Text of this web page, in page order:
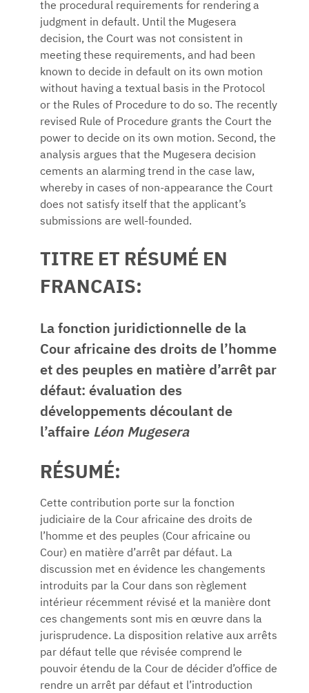
the procedural requirements for rendering a
judgment in default. Until the Mugesera
decision, the Court was not consistent in
meeting these requirements, and had been
known to decide in default on its own motion
without having a textual basis in the Protocol
or the Rules of Procedure to do so. The recently
revised Rule of Procedure grants the Court the
power to decide on its own motion. Second, the
analysis argues that the Mugesera decision
cements an alarming trend in the case law,
whereby in cases of non-appearance the Court
does not satisfy itself that the applicant’s
submissions are well-founded.
TITRE ET RÉSUMÉ EN
FRANCAIS:
La fonction juridictionnelle de la
Cour africaine des droits de l’homme
et des peuples en matière d’arrêt par
défaut: évaluation des
développements découlant de
l’affaire Léon Mugesera
RÉSUMÉ:
Cette contribution porte sur la fonction
judiciaire de la Cour africaine des droits de
l’homme et des peuples (Cour africaine ou
Cour) en matière d’arrêt par défaut. La
discussion met en évidence les changements
introduits par la Cour dans son règlement
intérieur récemment révisé et la manière dont
ces changements sont mis en œuvre dans la
jurisprudence. La disposition relative aux arrêts
par défaut telle que révisée comprend le
pouvoir étendu de la Cour de décider d’office de
rendre un arrêt par défaut et l’introduction